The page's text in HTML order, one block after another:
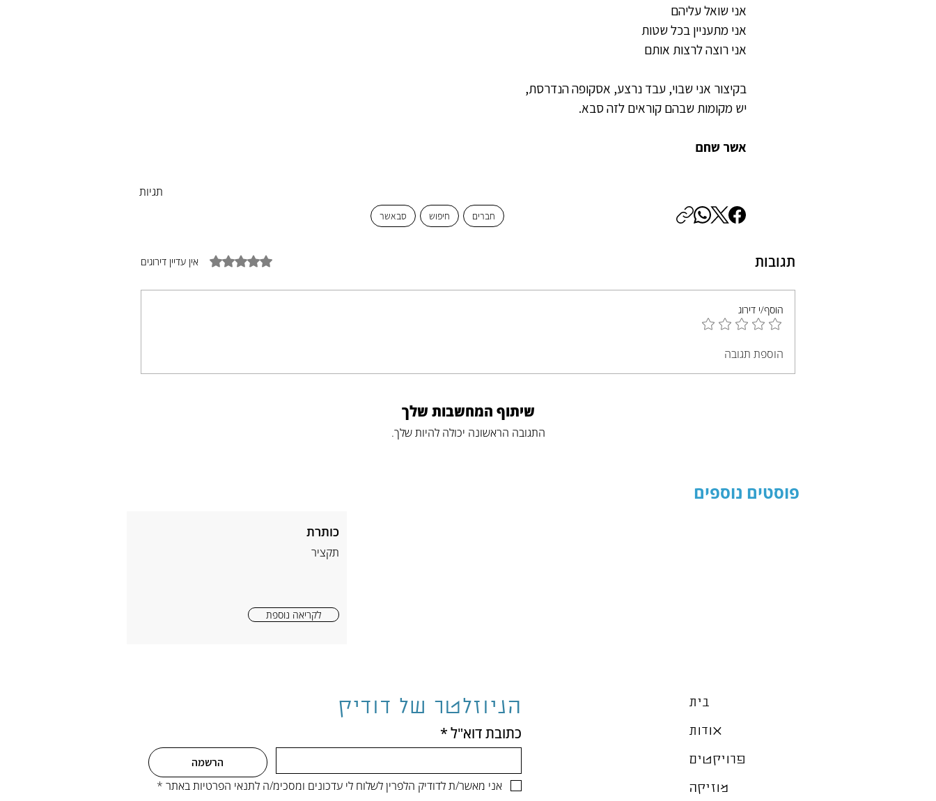
אני שואל עליהם
אני מתעניין בכל שטות
אני רוצה לרצות אותם
בקיצור אני שבוי, עבד נרצע, אסקופה הנדרסת,
יש מקומות שבהם קוראים לזה סבא.
אשר שחם
תגיות
חברים חיפוש סבאשר
תגובות דירוג של 0 מתוך 5 כוכבים אין עדיין דירוגים
הוסף/י דירוג
הוספת תגובה
שיתוף המחשבות שלך
התגובה הראשונה יכולה להיות שלך.
פוסטים נוספים
כותרת
תקציר
לקריאה נוספת
הניוזלטר של דודיק
כתובת דוא"ל*
הרשמה
אני מאשר/ת לדודיק הלפרין לשלוח לי עדכונים ומסכימ/ה לתנאי הפרטיות באתר *
בית
אודות
פרויקטים
מוזיקה